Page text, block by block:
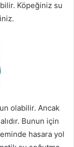
Köpeğiniz su
olabilir. Ancak
Bunun için
hasara yol